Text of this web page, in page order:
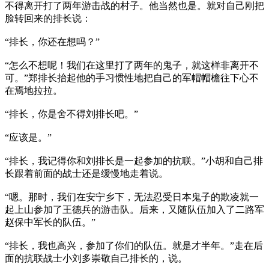
不得离开打了两年游击战的村子。他当然也是。就对自己刚把
脸转回来的排长说：
“排长，你还在想吗？”
“怎么不想呢！我们在这里打了两年的鬼子，就这样非离开不
可。”郑排长抬起他的手习惯性地把自己的军帽帽檐往下心不
在焉地拉拉。
“排长，你是舍不得刘排长吧。”
“应该是。”
“排长，我记得你和刘排长是一起参加的抗联。”小胡和自己排
长跟着前面的战士还是缓慢地走着说。
“嗯。那时，我们在安宁乡下，无法忍受日本鬼子的欺凌就一
起上山参加了王德兵的游击队。后来，又随队伍加入了二路军
赵保中军长的队伍。”
“排长，我也高兴，参加了你们的队伍。就是才半年。”走在后
面的抗联战士小刘多崇敬自己排长的，说。